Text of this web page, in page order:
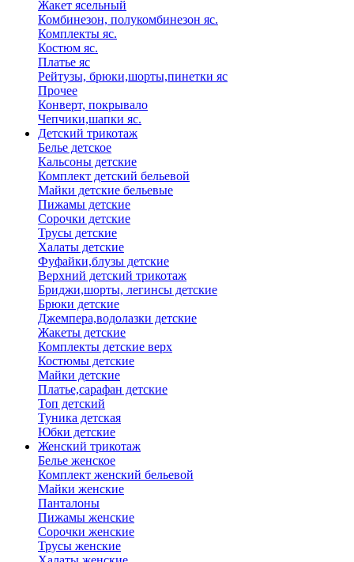
Жакет ясельный
Комбинезон, полукомбинезон яс.
Комплекты яс.
Костюм яс.
Платье яс
Рейтузы, брюки,шорты,пинетки яс
Прочее
Конверт, покрывало
Чепчики,шапки яс.
Детский трикотаж
Белье детское
Кальсоны детские
Комплект детский бельевой
Майки детские бельевые
Пижамы детские
Сорочки детские
Трусы детские
Халаты детские
Фуфайки,блузы детские
Верхний детский трикотаж
Бриджи,шорты, легинсы детские
Брюки детские
Джемпера,водолазки детские
Жакеты детские
Комплекты детские верх
Костюмы детские
Майки детские
Платье,сарафан детские
Топ детский
Туника детская
Юбки детские
Женский трикотаж
Белье женское
Комплект женский бельевой
Майки женские
Панталоны
Пижамы женские
Сорочки женские
Трусы женские